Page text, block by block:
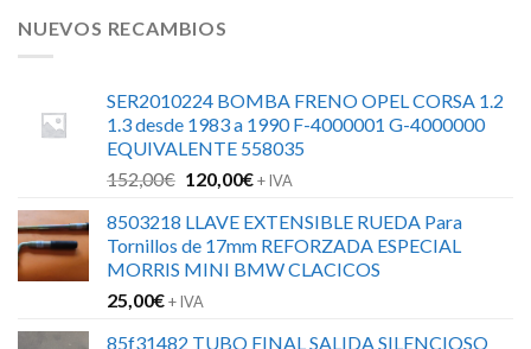
NUEVOS RECAMBIOS
SER2010224 BOMBA FRENO OPEL CORSA 1.2
1.3 desde 1983 a 1990 F-4000001 G-4000000
EQUIVALENTE 558035
152,00€ El
original
era:
152,00€.
120,00€El
actual
es:
120,00€.
+ IVA
8503218 LLAVE EXTENSIBLE RUEDA Para
Tornillos de 17mm REFORZADA ESPECIAL
MORRIS MINI BMW CLACICOS
25,00€+ IVA
85f31482 TUBO FINAL SALIDA SILENCIOSO